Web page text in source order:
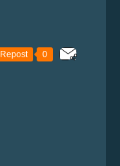
Repost 0